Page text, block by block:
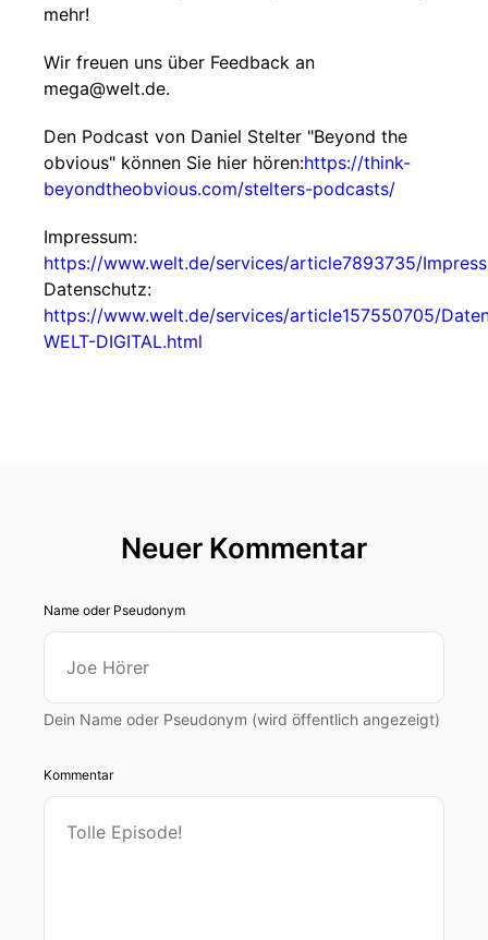
mehr!
Wir freuen uns über Feedback an
mega@welt.de.
Den Podcast von Daniel Stelter "Beyond the
obvious" können Sie hier hören:https://think-
beyondtheobvious.com/stelters-podcasts/
Impressum:
https://www.welt.de/services/article7893735/
Datenschutz:
https://www.welt.de/services/article157550705/
WELT-DIGITAL.html
Neuer Kommentar
Name oder Pseudonym
Dein Name oder Pseudonym (wird öffentlich angezeigt)
Kommentar